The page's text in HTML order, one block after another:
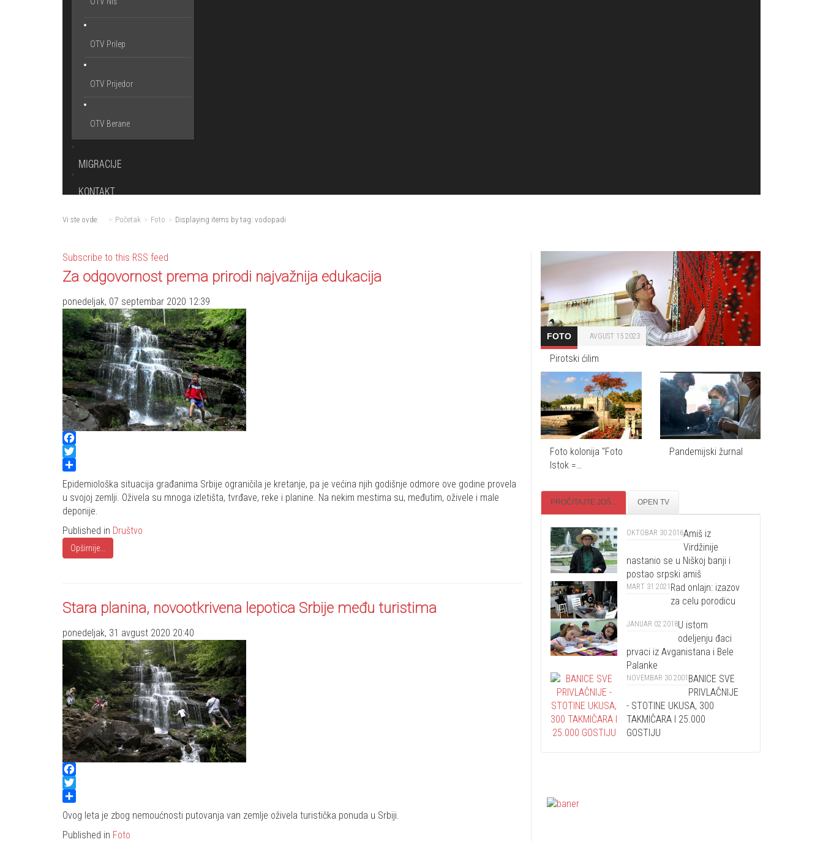
OTV Prilep
OTV Prijedor
OTV Berane
MIGRACIJE
KONTAKT
Vi ste ovde: Početak Foto Displaying items by tag: vodopadi
Subscribe to this RSS feed
Za odgovornost prema prirodi najvažnija edukacija
ponedeljak, 07 septembar 2020 12:39
Facebook
Twitter
Share
Epidemiološka situacija građanima Srbije ograničila je kretanje, pa je većina njih godišnje odmore ove godine provela
u svojoj zemlji. Oživela su mnoga izletišta, tvrđave, reke i planine. Na nekim mestima su, međutim, oživele i male
deponije.
Published in Društvo
Opširnije...
Stara planina, novootkrivena lepotica Srbije među turistima
ponedeljak, 31 avgust 2020 20:40
Facebook
Twitter
Share
Ovog leta je zbog nemoućnosti putovanja van zemlje oživela turistička ponuda u Srbiji.
Published in Foto
FOTO AVGUST 15 2023
Pirotski ćilim
Foto kolonija "Foto
Istok =…
Pandemijski žurnal
PROČITAJTE JOŠ... OPEN TV
OKTOBAR 30 2016Amiš iz
Virdžinije
nastanio se u Niškoj banji i
postao srpski amiš
MART 31 2021 Rad onlajn: izazov
za celu porodicu
JANUAR 02 2018U istom
odeljenju đaci
prvaci iz Avganistana i Bele
Palanke
NOVEMBAR 30 2001 BANICE SVE
PRIVLAČNIJE
- STOTINE UKUSA, 300
TAKMIČARA I 25.000
GOSTIJU